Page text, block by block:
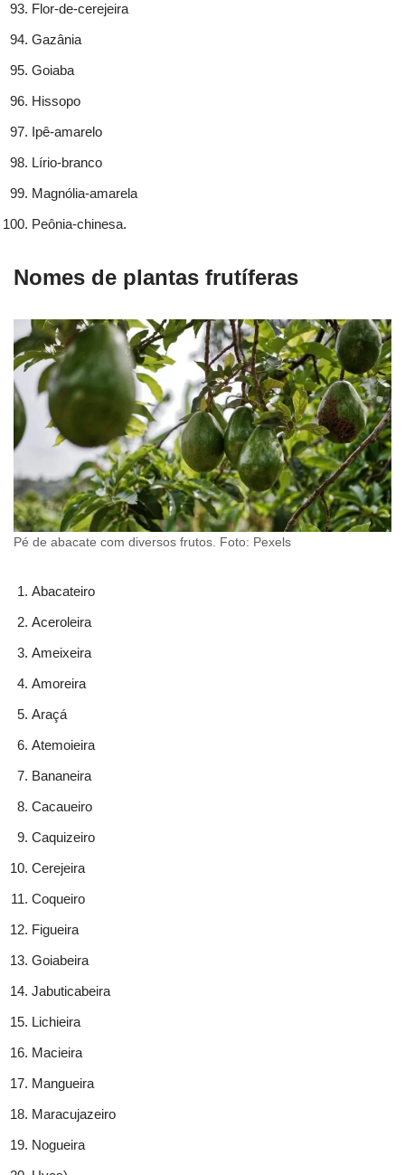
Flor-de-cerejeira
Gazânia
Goiaba
Hissopo
Ipê-amarelo
Lírio-branco
Magnólia-amarela
Peônia-chinesa.
Nomes de plantas frutíferas
Pé de abacate com diversos frutos. Foto: Pexels
Abacateiro
Aceroleira
Ameixeira
Amoreira
Araçá
Atemoieira
Bananeira
Cacaueiro
Caquizeiro
Cerejeira
Coqueiro
Figueira
Goiabeira
Jabuticabeira
Lichieira
Macieira
Mangueira
Maracujazeiro
Nogueira